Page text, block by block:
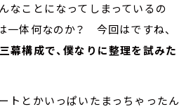
なことになってしまっているの
一体何なのか？ 今回はですね、
幕構成で、僕なりに整理を試みた
トとかいっぱいたまっちゃったん